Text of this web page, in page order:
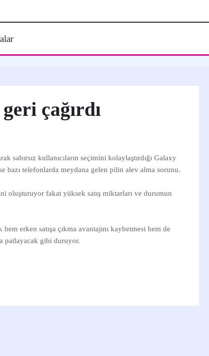
çağırdı
sabırsız kullanıcıların seçimini kolaylaştırdığı Galaxy
bazı telefonlarda meydana gelen pilin alev alma sorunu.
oluşturuyor fakat yüksek satış miktarları ve durumun
erken satışa çıkma avantajını kaybetmesi hem de
patlayacak gibi duruyor.